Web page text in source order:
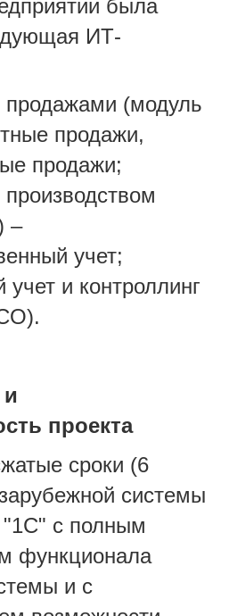
была
ИТ-
продажами (модуль
продажи,
продажи;
–
учет;
и контроллинг
проекта
сроки (6
системы
"1С" с полным
функционала
и с